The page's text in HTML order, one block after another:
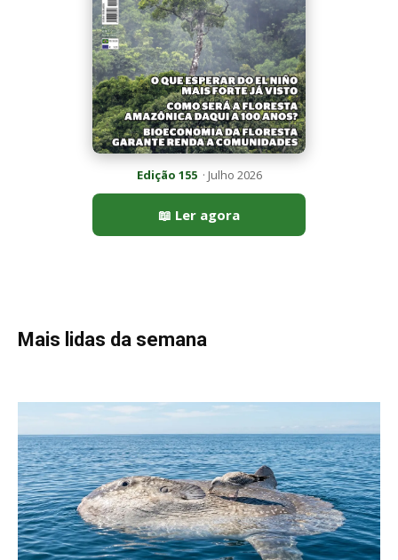
Mais lidas da semana
Peixe-lua emerge horizontalmente na superfície oceânica para
permitir que aves marinhas removam ectoparasitas